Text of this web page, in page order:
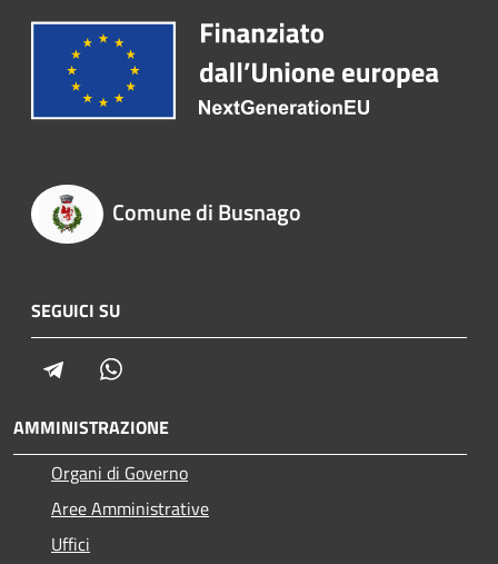
Comune di Busnago
SEGUICI SU
Telegram
AMMINISTRAZIONE
Organi di Governo
Aree Amministrative
Uffici